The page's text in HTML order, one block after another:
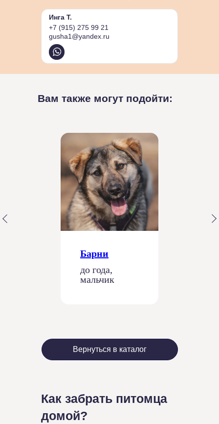
Инга Т.
+7 (915) 275 99 21
gusha1@yandex.ru
Вам также могут подойти:
Барни
до года,
мальчик
Вернуться в каталог
Как забрать питомца
домой?